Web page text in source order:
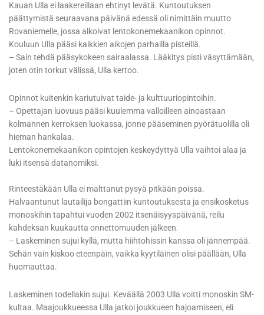
Kauan Ulla ei laakereillaan ehtinyt levätä. Kuntoutuksen
päättymistä seuraavana päivänä edessä oli nimittäin muutto
Rovaniemelle, jossa alkoivat lentokonemekaanikon opinnot.
Kouluun Ulla pääsi kaikkien aikojen parhailla pisteillä.
– Sain tehdä pääsykokeen sairaalassa. Lääkitys pisti väsyttämään,
joten otin torkut välissä, Ulla kertoo.
Opinnot kuitenkin kariutuivat taide- ja kulttuuriopintoihin.
– Opettajan luovuus pääsi kuulemma valloilleen ainoastaan
kolmannen kerroksen luokassa, jonne pääseminen pyörätuolilla oli
hieman hankalaa.
Lentokonemekaanikon opintojen keskeydyttyä Ulla vaihtoi alaa ja
luki itsensä datanomiksi.
Rinteestäkään Ulla ei malttanut pysyä pitkään poissa.
Halvaantunut lautailija bongattiin kuntoutuksesta ja ensikosketus
monoskihin tapahtui vuoden 2002 itsenäisyyspäivänä, reilu
kahdeksan kuukautta onnettomuuden jälkeen.
– Laskeminen sujui kyllä, mutta hiihtohissin kanssa oli jännempää.
Sehän vain kiskoo eteenpäin, vaikka kyytiläinen olisi päällään, Ulla
huomauttaa.
Laskeminen todellakin sujui. Keväällä 2003 Ulla voitti monoskin SM-
kultaa. Maajoukkueessa Ulla jatkoi joukkueen hajoamiseen, eli